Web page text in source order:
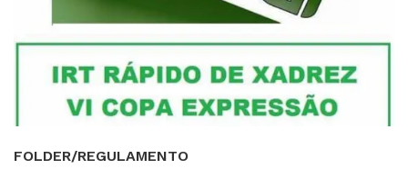
FOLDER/REGULAMENTO